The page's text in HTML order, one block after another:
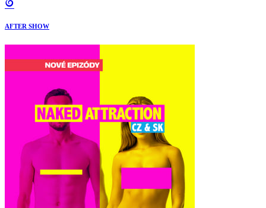
AFTER SHOW